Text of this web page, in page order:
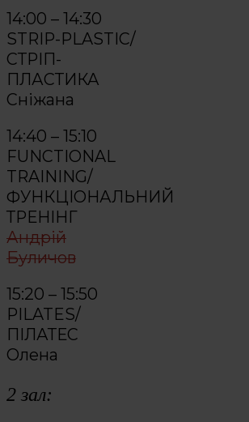
14:00 – 14:30
STRIP-PLASTIC/
СТРІП-
ПЛАСТИКА
Сніжана
14:40 – 15:10
FUNCTIONAL
TRAINING/
ФУНКЦІОНАЛЬНИЙ
ТРЕНІНГ
Андрій
Буличов
15:20 – 15:50
PILATES/
ПІЛАТЕС
Олена
2 зал: